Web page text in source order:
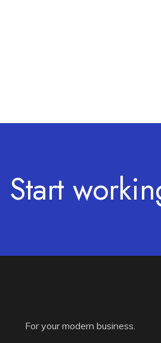
Start
For your modern business.